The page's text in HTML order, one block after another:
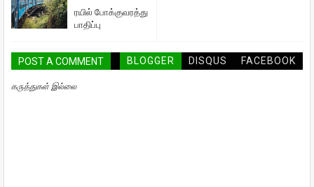
ரயில் போக்குவரத்து
பாதிப்பு
POST A COMMENT BLOGGER DISQUS FACEBOOK
கருத்துகள் இல்லை